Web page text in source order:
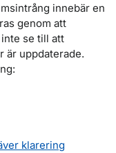
innebär en
genom att
se till att
är uppdaterade.
klarering